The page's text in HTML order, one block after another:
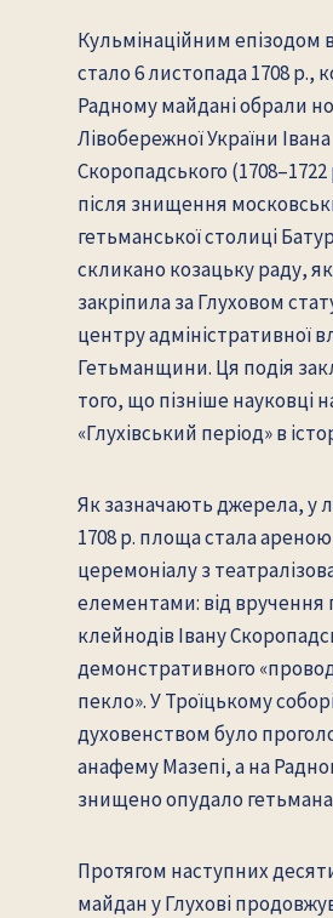
Кульмінаційним епізодом в
стало 6 листопада 1708 р.,
Радному майдані обрали
Лівобережної України Івана
Скоропадського
після знищення
гетьманської столиці
скликано козацьку раду,
закріпила за Глуховом
центру адміністративної
Гетьманщини. Ця подія
того, що пізніше науковці
«Глухівський період» в
Як зазначають джерела, у
1708 р. площа стала
церемоніалу з
елементами: від вручення
клейнодів Івану
демонстративного
пекло». У Троїцькому
духовенством було
анафему Мазепі, а на
знищено опудало
Протягом наступних
майдан у Глухові